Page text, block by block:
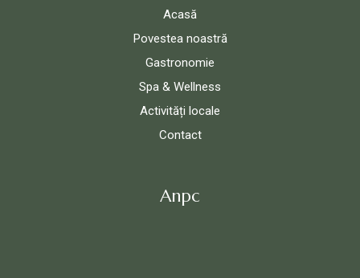
Acasă
Povestea noastră
Gastronomie
Spa & Wellness
Activități locale
Contact
Anpc